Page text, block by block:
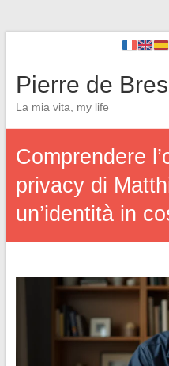
Pierre de
La mia vita, my life
Comprendere
privacy di
un’identità in